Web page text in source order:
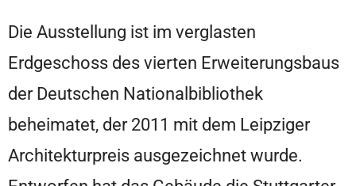
Die Ausstellung ist im verglasten
Erdgeschoss des vierten Erweiterungsbaus
der Deutschen Nationalbibliothek
beheimatet, der 2011 mit dem Leipziger
Architekturpreis ausgezeichnet wurde.